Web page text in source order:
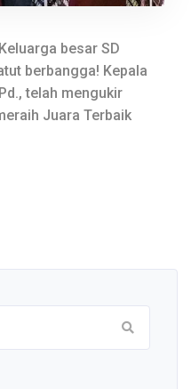
besar SD
berbangga! Kepala
telah mengukir
Juara Terbaik